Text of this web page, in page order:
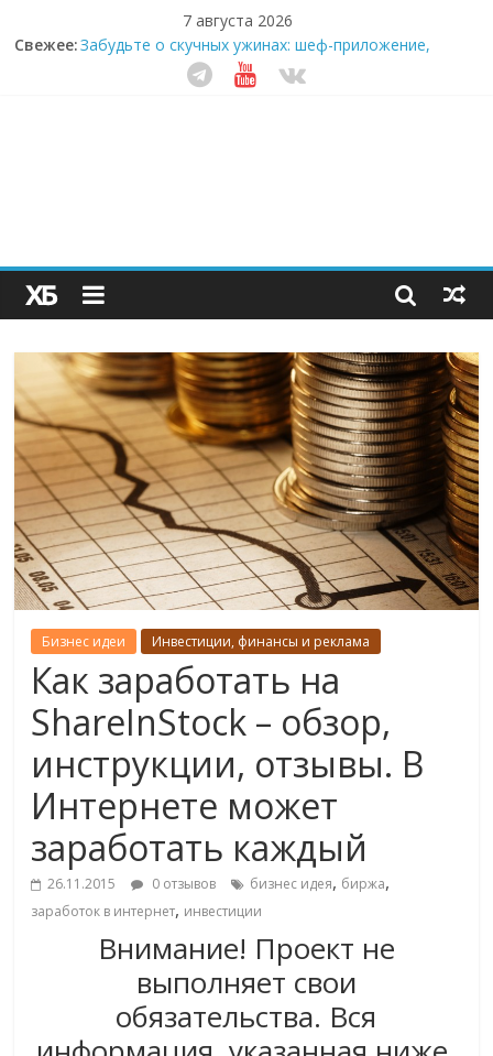
7 августа 2026
Свежее:Забудьте о скучных ужинах: шеф-приложение,
которое видит вашу еду насквозь
Небо зовёт: как бизнес на полётах дронов и
Секрет супергидратации: почему кокосовая вода с
пребиотиками становится главным трендом
здорового питания
Бизнес идеи Инвестиции, финансы и реклама
Как заработать на
ShareInStock – обзор,
инструкции, отзывы. В
Интернете может
заработать каждый
26.11.2015 0 отзывов бизнес идея, биржа,
заработок в интернет, инвестиции
Внимание! Проект не
выполняет свои
обязательства. Вся